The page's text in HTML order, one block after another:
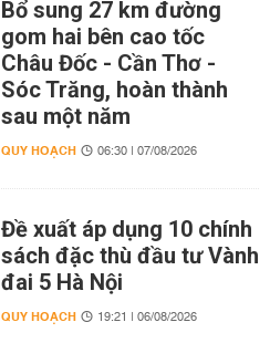
Bổ sung 27 km đường
gom hai bên cao tốc
Châu Đốc - Cần Thơ -
Sóc Trăng, hoàn thành
sau một năm
QUY HOẠCH 06:30 | 07/08/2026
Đề xuất áp dụng 10 chính
sách đặc thù đầu tư Vành
đai 5 Hà Nội
QUY HOẠCH 19:21 | 06/08/2026